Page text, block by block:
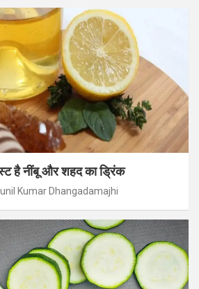
है नींबू और शहद का ड्रिंक
Kumar Dhangadamajhi